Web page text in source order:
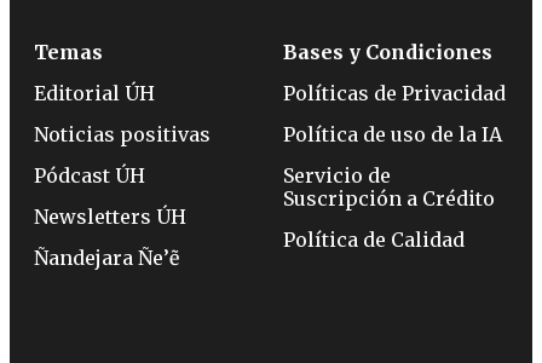
Temas
Editorial ÚH
Noticias positivas
Pódcast ÚH
Newsletters ÚH
Ñandejara Ñe’ẽ
Bases y Condiciones
Políticas de Privacidad
Política de uso de la IA
Servicio de
Suscripción a Crédito
Política de Calidad